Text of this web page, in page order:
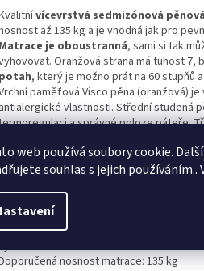
web používá soubory cookie.
souhlas s jejich používáním..
vícevrstvá sedmizónová
až 135 kg a je vhodná jak pro
Matrace je oboustranná, sami si tak
Oranžová strana má tuhost 7,
potah, který je možno prát na 60 stupňů
paměťová Visco pěna (oranžová)
vlastnosti. Střední studená
a správné poloze páteře.
v různých výškách a rozměrech.
vrstva). Stejnou matraci
let na jádro matrace.
matrace
20 cm
nosnost matrace: 135 kg